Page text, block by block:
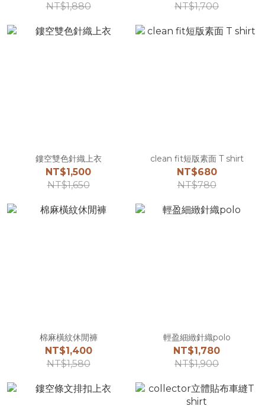
NT$1,880 NT$1,700
鏤空雙色針織上衣
NT$1,500
NT$1,650
clean fit短版素面 T shirt
NT$680
NT$780
棉麻橫紋休閒褲
NT$1,400
NT$1,580
輕盈細緻針織polo
NT$1,780
NT$1,900